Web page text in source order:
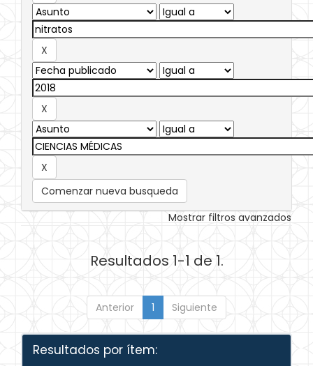
Comenzar nueva busqueda
Mostrar filtros avanzados
Resultados 1-1 de 1.
Anterior 1 Siguiente
Resultados por ítem: